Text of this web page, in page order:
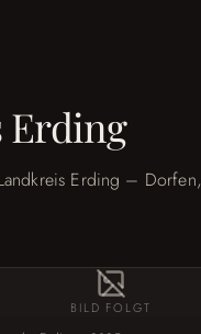
Erding
Erding – Dorfen,
BILD FOLGT